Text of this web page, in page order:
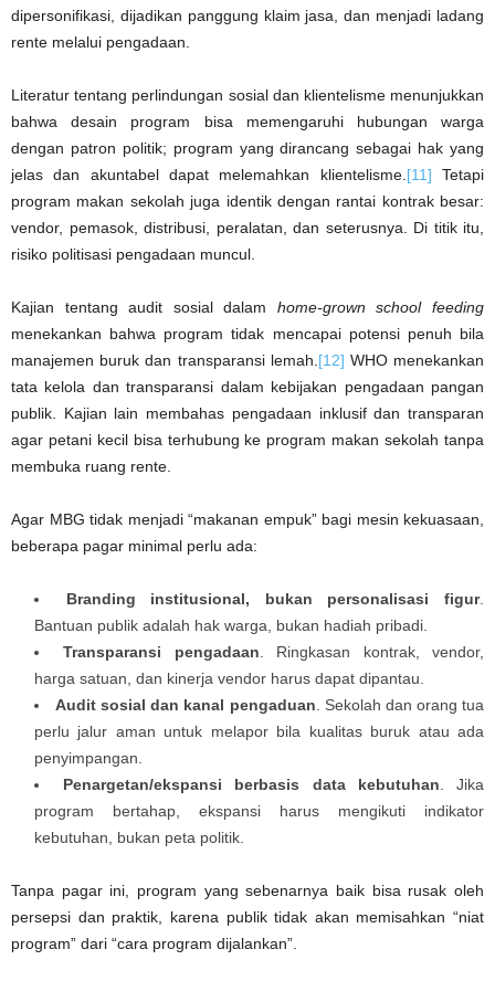
dipersonifikasi, dijadikan panggung klaim jasa, dan menjadi ladang
rente melalui pengadaan.
Literatur tentang perlindungan sosial dan klientelisme menunjukkan
bahwa desain program bisa memengaruhi hubungan warga
dengan patron politik; program yang dirancang sebagai hak yang
jelas dan akuntabel dapat melemahkan klientelisme.[11] Tetapi
program makan sekolah juga identik dengan rantai kontrak besar:
vendor, pemasok, distribusi, peralatan, dan seterusnya. Di titik itu,
risiko politisasi pengadaan muncul.
Kajian tentang audit sosial dalam home-grown school feeding
menekankan bahwa program tidak mencapai potensi penuh bila
manajemen buruk dan transparansi lemah.[12] WHO menekankan
tata kelola dan transparansi dalam kebijakan pengadaan pangan
publik. Kajian lain membahas pengadaan inklusif dan transparan
agar petani kecil bisa terhubung ke program makan sekolah tanpa
membuka ruang rente.
Agar MBG tidak menjadi “makanan empuk” bagi mesin kekuasaan,
beberapa pagar minimal perlu ada:
Branding institusional, bukan personalisasi figur.
Bantuan publik adalah hak warga, bukan hadiah pribadi.
Transparansi pengadaan. Ringkasan kontrak, vendor,
harga satuan, dan kinerja vendor harus dapat dipantau.
Audit sosial dan kanal pengaduan. Sekolah dan orang tua
perlu jalur aman untuk melapor bila kualitas buruk atau ada
penyimpangan.
Penargetan/ekspansi berbasis data kebutuhan. Jika
program bertahap, ekspansi harus mengikuti indikator
kebutuhan, bukan peta politik.
Tanpa pagar ini, program yang sebenarnya baik bisa rusak oleh
persepsi dan praktik, karena publik tidak akan memisahkan “niat
program” dari “cara program dijalankan”.